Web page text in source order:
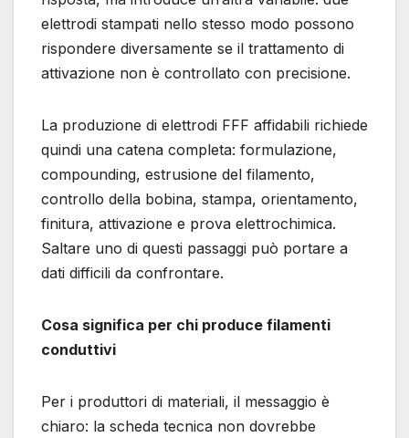
elettrodi stampati nello stesso modo possono
rispondere diversamente se il trattamento di
attivazione non è controllato con precisione.
La produzione di elettrodi FFF affidabili richiede
quindi una catena completa: formulazione,
compounding, estrusione del filamento,
controllo della bobina, stampa, orientamento,
finitura, attivazione e prova elettrochimica.
Saltare uno di questi passaggi può portare a
dati difficili da confrontare.
Cosa significa per chi produce filamenti
conduttivi
Per i produttori di materiali, il messaggio è
chiaro: la scheda tecnica non dovrebbe